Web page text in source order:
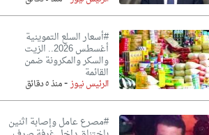
#أسعار السلع التموينية
أغسطس 2026.. الزيت
والسكر والمكرونة ضمن
القائمة
الرئيس نيوز-منذ ٥ دقائق
#مصرع عامل وإصابة اثنين